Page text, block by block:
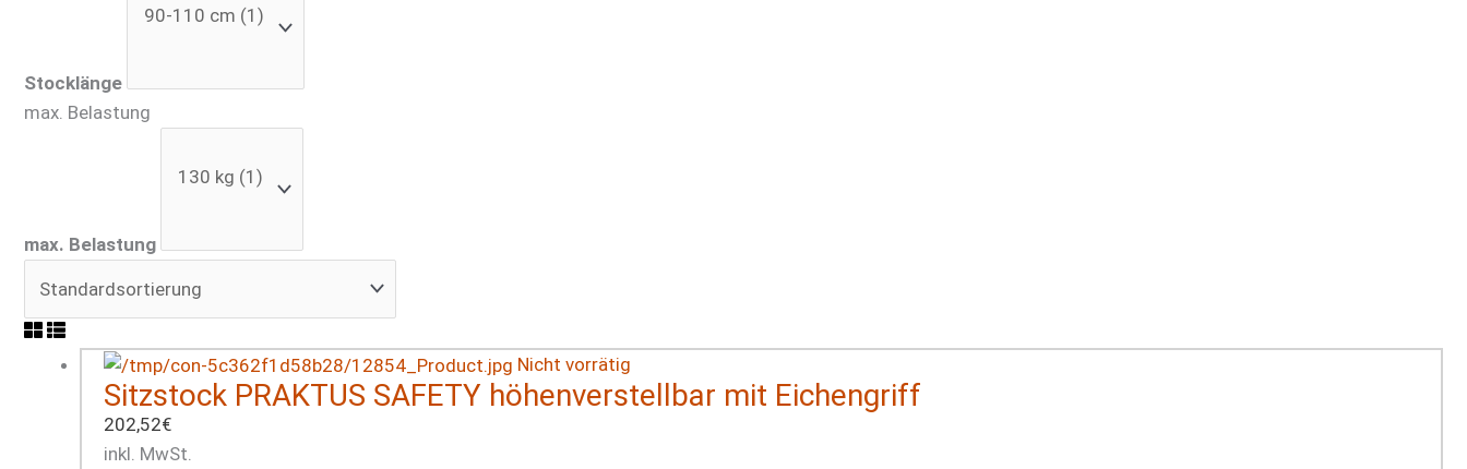
Stocklänge
max. Belastung
max. Belastung
Nicht vorrätig
Sitzstock PRAKTUS SAFETY höhenverstellbar mit Eichengriff
202,52€
inkl. MwSt.